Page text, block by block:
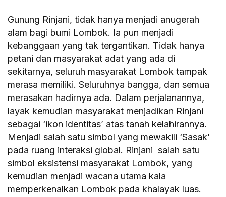
Gunung Rinjani, tidak hanya menjadi anugerah
alam bagi bumi Lombok. Ia pun menjadi
kebanggaan yang tak tergantikan. Tidak hanya
petani dan masyarakat adat yang ada di
sekitarnya, seluruh masyarakat Lombok tampak
merasa memiliki. Seluruhnya bangga, dan semua
merasakan hadirnya ada. Dalam perjalanannya,
layak kemudian masyarakat menjadikan Rinjani
sebagai ‘ikon identitas’ atas tanah kelahirannya.
Menjadi salah satu simbol yang mewakili ‘Sasak’
pada ruang interaksi global. Rinjani salah satu
simbol eksistensi masyarakat Lombok, yang
kemudian menjadi wacana utama kala
memperkenalkan Lombok pada khalayak luas.